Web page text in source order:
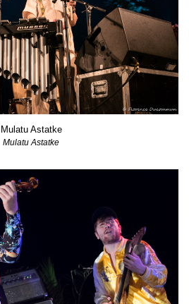
Mulatu Astatke
Mulatu Astatke